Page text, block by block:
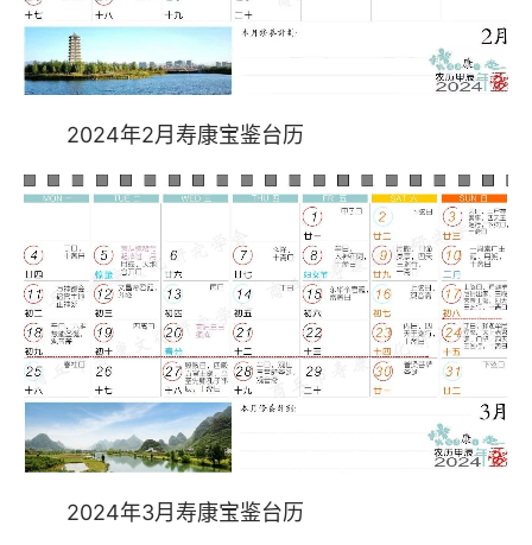
2024年2月寿康宝鉴台历
2024年3月寿康宝鉴台历